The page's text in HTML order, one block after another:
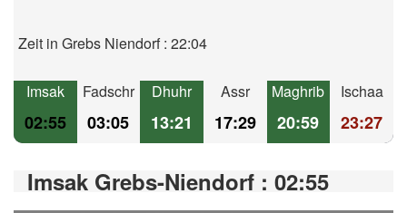
Zeit in Grebs Niendorf : 22:04
Imsak
02:55
Fadschr
03:05
Dhuhr
13:21
Assr
17:29
Maghrib
20:59
Ischaa
23:27
Imsak Grebs-Niendorf : 02:55